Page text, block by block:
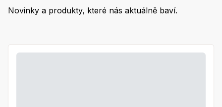
Novinky a produkty, které nás aktuálně baví.